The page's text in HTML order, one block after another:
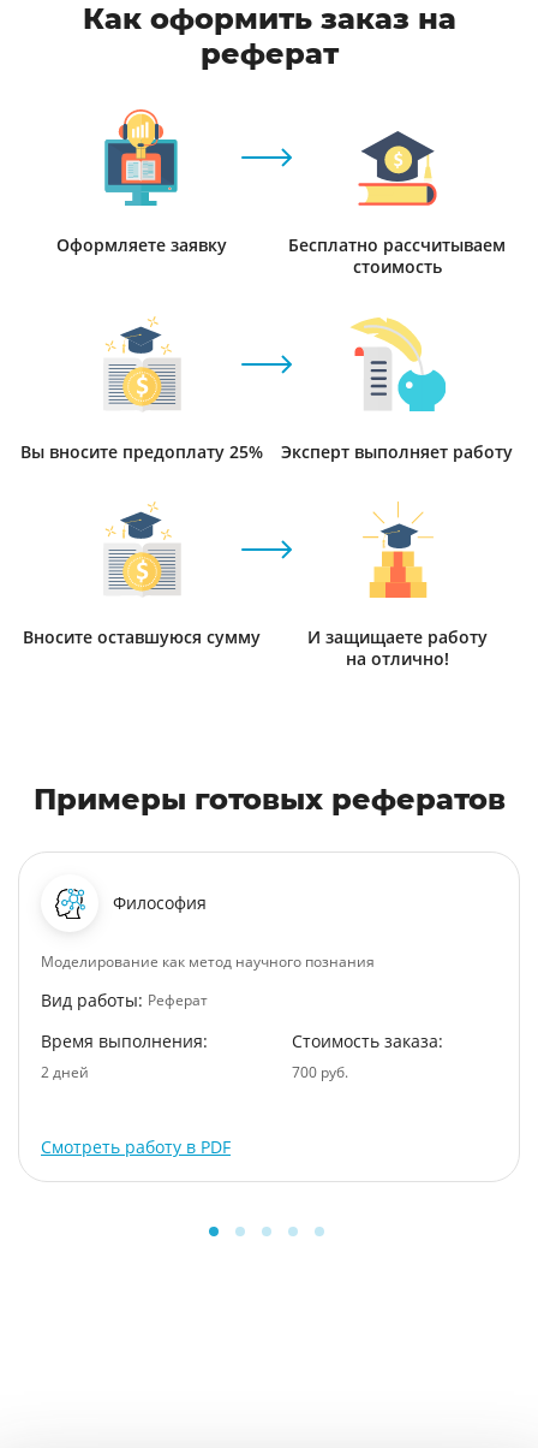
Как оформить заказ на
реферат
Оформляете заявку
Бесплатно рассчитываем
стоимость
Вы вносите предоплату 25% Эксперт выполняет работу
Вносите оставшуюся сумму
И защищаете работу
на отлично!
Примеры готовых рефератов
Философия
Моделирование как метод научного познания
Вид работы: Реферат
Время выполнения:
2 дней
Стоимость заказа:
700 руб.
Смотреть работу в PDF